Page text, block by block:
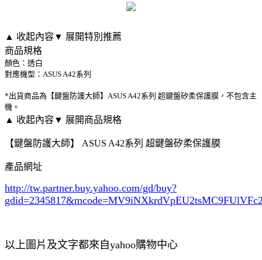
▲ 收起內容▼ 展開特別推薦
商品規格
顏色：透白
對應機型：ASUS A42系列
*出貨商品為【鍵盤防護大師】ASUS A42系列 超鍵盤矽柔保護膜，不包含主
機。
▲ 收起內容▼ 展開商品規格
【鍵盤防護大師】 ASUS A42系列 超鍵盤矽柔保護膜
產品網址
http://tw.partner.buy.yahoo.com/gd/buy?
gdid=2345817
以上圖片及文字都來自yahoo購物中心